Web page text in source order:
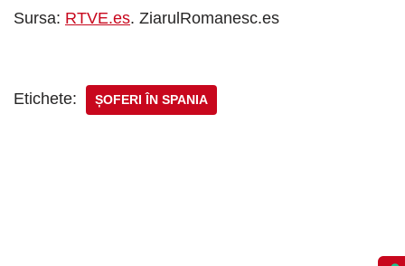
Sursa: RTVE.es. ZiarulRomanesc.es
Etichete: ȘOFERI ÎN SPANIA